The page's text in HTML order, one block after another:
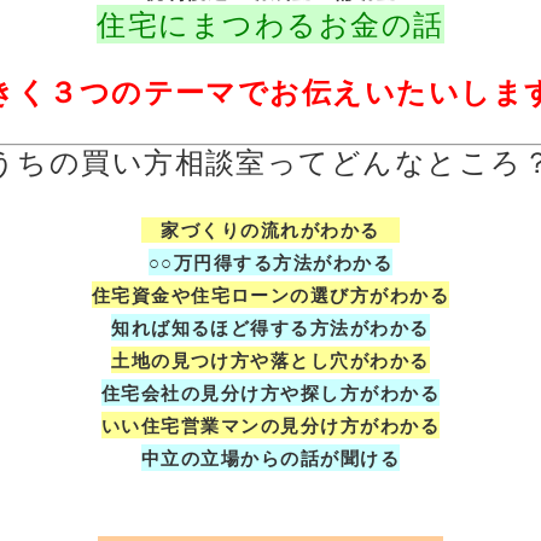
住宅にまつわるお金の話
く３つのテーマでお伝えいたいしま
ちの買い方相談室ってどんなところ
家づくりの流れがわかる
○○万円得する方法がわかる
住宅資金や住宅ローンの選び方がわかる
知れば知るほど得する方法がわかる
土地の見つけ方や落とし穴がわかる
住宅会社の見分け方や探し方がわかる
いい住宅営業マンの見分け方がわかる
中立の立場からの話が聞ける